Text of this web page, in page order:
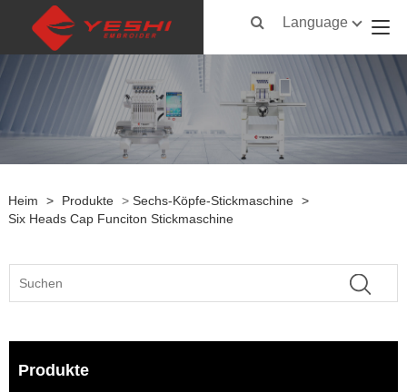
Language
Heim > Produkte > Sechs-Köpfe-Stickmaschine >
Six Heads Cap Funciton Stickmaschine
Produkte